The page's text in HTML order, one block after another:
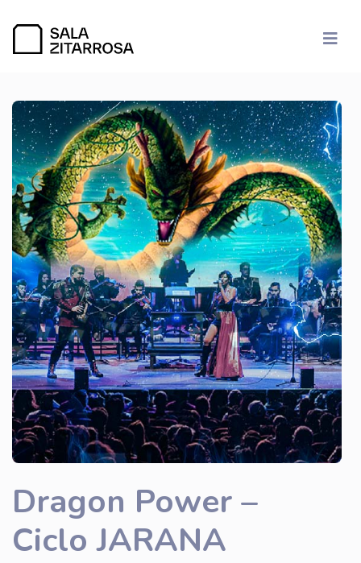
Dragon Power –
Ciclo JARANA